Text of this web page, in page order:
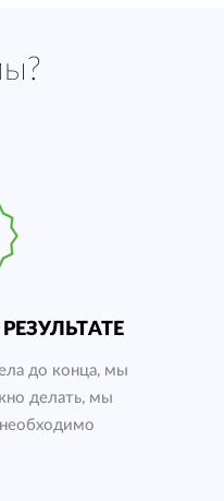
до конца, мы
делать, мы